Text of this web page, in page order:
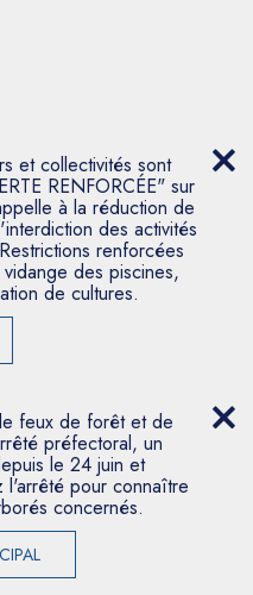
et collectivités sont
RENFORCÉE" sur
à la réduction de
des activités
renforcées
des piscines,
de cultures.
feux de forêt et de
préfectoral, un
le 24 juin et
l'arrêté pour connaître
concernés.